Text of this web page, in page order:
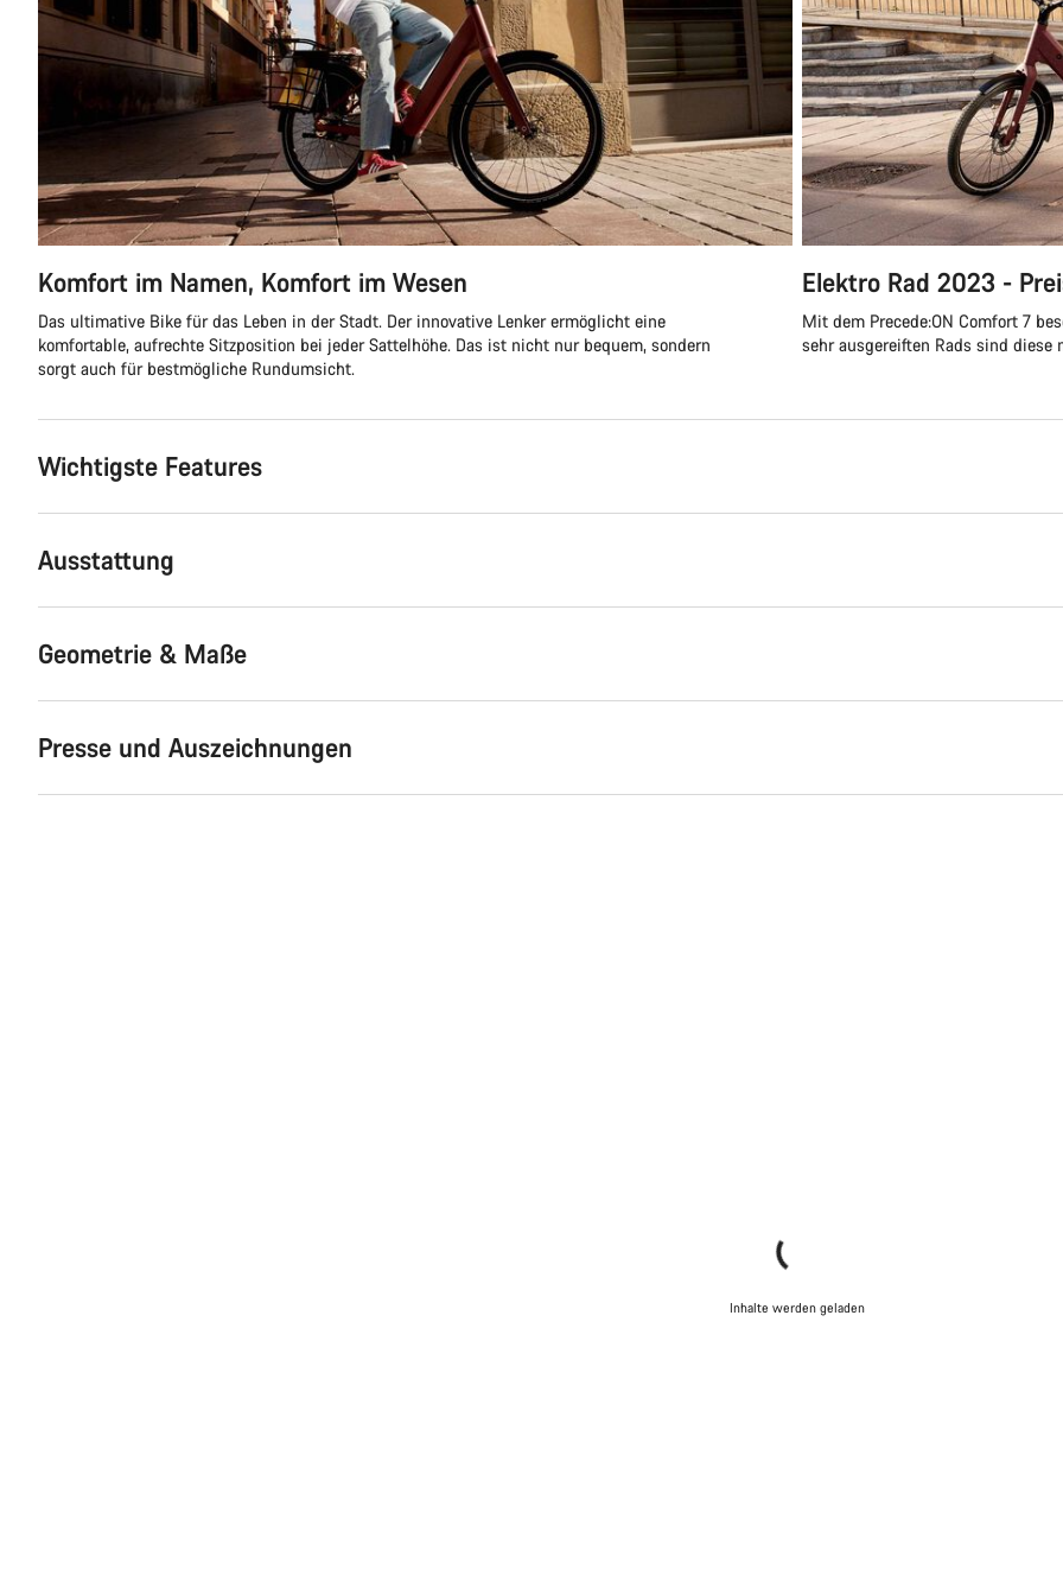
Komfort im Namen, Komfort im Wesen
Das ultimative Bike für das Leben in der Stadt. Der innovative Lenker ermöglicht eine
komfortable, aufrechte Sitzposition bei jeder Sattelhöhe. Das ist nicht nur bequem, sondern
sorgt auch für bestmögliche Rundumsicht.
Elektro Rad 2023 -
Mit dem Precede:ON Comfort 7
sehr ausgereiften Rads sind
Wichtigste Features
Ausstattung
Geometrie & Maße
Presse und Auszeichnungen
Inhalte werden geladen